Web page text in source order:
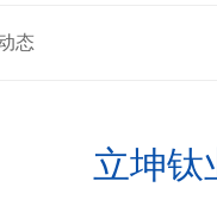
态
立坤钛